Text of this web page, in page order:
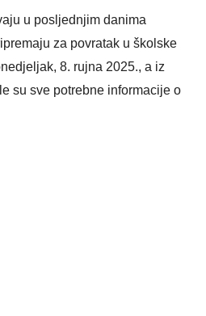
u posljednjim danima
za povratak u školske
8. rujna 2025., a iz
su sve potrebne informacije o